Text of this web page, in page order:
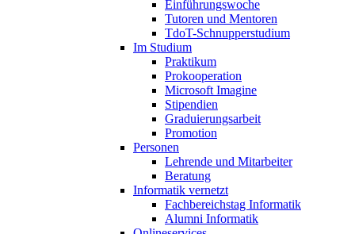
Einführungswoche
Tutoren und Mentoren
TdoT-Schnupperstudium
Im Studium
Praktikum
Prokooperation
Microsoft Imagine
Stipendien
Graduierungsarbeit
Promotion
Personen
Lehrende und Mitarbeiter
Beratung
Informatik vernetzt
Fachbereichstag Informatik
Alumni Informatik